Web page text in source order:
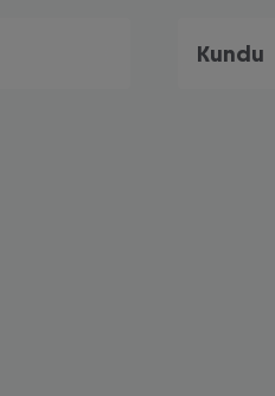
Kundu